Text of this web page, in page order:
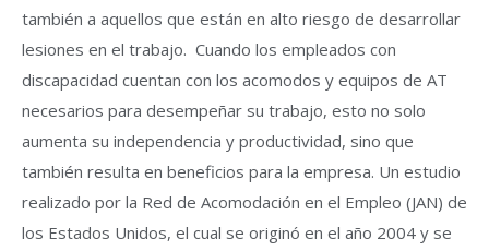
también a aquellos que están en alto riesgo de desarrollar
lesiones en el trabajo. Cuando los empleados con
discapacidad cuentan con los acomodos y equipos de AT
necesarios para desempeñar su trabajo, esto no solo
aumenta su independencia y productividad, sino que
también resulta en beneficios para la empresa. Un estudio
realizado por la Red de Acomodación en el Empleo (JAN) de
los Estados Unidos, el cual se originó en el año 2004 y se